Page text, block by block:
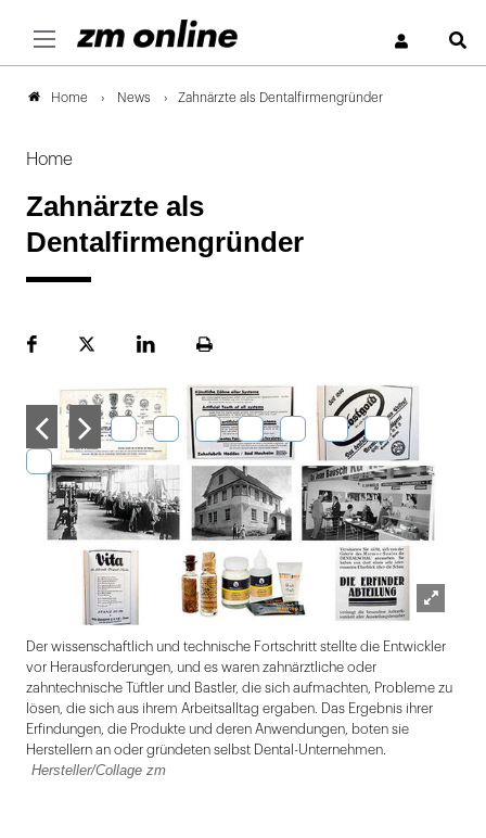
Home News Zahnärzte als Dentalfirmengründer
Home
Zahnärzte als
Dentalfirmengründer
FacebookPlattformLinekdInSeite
öffnen
Der wissenschaftlich und technische Fortschritt stellte die Entwickler
vor Herausforderungen, und es waren zahnärztliche oder
zahntechnische Tüftler und Bastler, die sich aufmachten, Probleme zu
lösen, die sich aus ihrem Arbeitsalltag ergaben. Das Ergebnis ihrer
Erfindungen, die Produkte und deren Anwendungen, boten sie
Herstellern an oder gründeten selbst Dental-Unternehmen.
Hersteller/Collage zm